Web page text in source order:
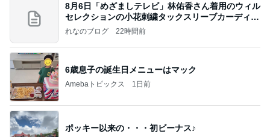
8月6日「めざましテレビ」林佑香さん着用のウィル
セレクションの小花刺繍タックスリーブカーディガ
ン
れなのブログ 22時間前
6歳息子の誕生日メニューはマック
Amebaトピックス 1日前
ポッキー以来の・・・初ビーナス♪